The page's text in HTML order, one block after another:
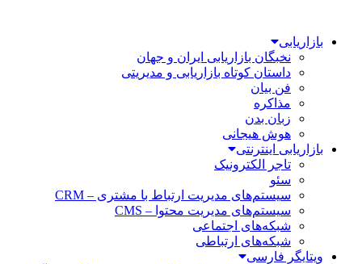
بازاریابی
نخبگان بازاریابی ایران و جهان
داستان کوتاه بازاریابی و مدیریتی
فن بیان
مذاکره
زبان بدن
هوش هیجانی
بازاریابی اینترنتی
تاجر الکترونیک
سئو
سیستم‌های مدیریت ارتباط با مشتری – CRM
سیستم‌های مدیریت محتوا – CMS
شبکه‌های اجتماعی
شبکه‌های ارتباطی
ویتایگر فارسی